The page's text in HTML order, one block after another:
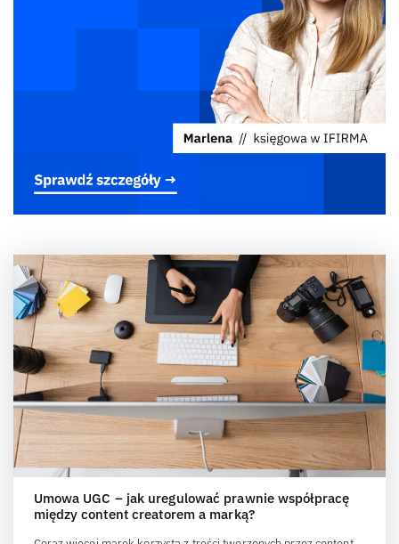
Umowa UGC – jak uregulować prawnie współpracę
między content creatorem a marką?